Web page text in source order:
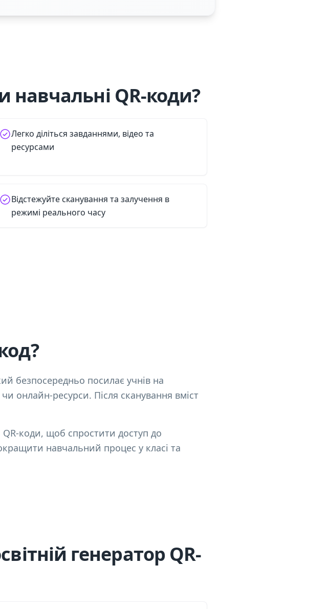
навчальні QR-коди?
Легко діліться завданнями, відео та
ресурсами
Відстежуйте сканування та залучення в
режимі реального часу
безпосередньо посилає учнів на
онлайн-ресурси. Після сканування вміст
коди, щоб спростити доступ до
навчальний процес у класі та
генератор QR-